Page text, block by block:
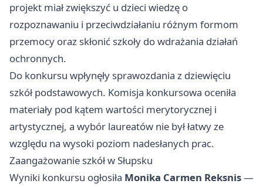
projekt miał zwiększyć u dzieci wiedzę o
rozpoznawaniu i przeciwdziałaniu różnym formom
przemocy oraz skłonić szkoły do wdrażania działań
ochronnych.
Do konkursu wpłynęły sprawozdania z dziewięciu
szkół podstawowych. Komisja konkursowa oceniła
materiały pod kątem wartości merytorycznej i
artystycznej, a wybór laureatów nie był łatwy ze
względu na wysoki poziom nadesłanych prac.
Zaangażowanie szkół w Słupsku
Wyniki konkursu ogłosiła Monika Carmen Reksnis—